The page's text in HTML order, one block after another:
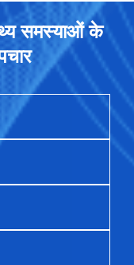
समस्याओं के